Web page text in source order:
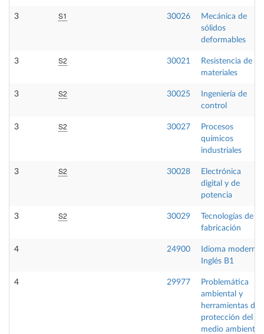
3 S1 30026
Mecánica de
sólidos
deformables
3 S2 30021
Resistencia de
materiales
3 S2 30025
Ingeniería de
control
3 S2 30027
Procesos
químicos
industriales
3 S2 30028
Electrónica
digital y de
potencia
3 S2 30029
Tecnologías de
fabricación
4 24900
Idioma moderno
Inglés B1
4 29977
Problemática
ambiental y
herramientas de
protección del
medio ambiente